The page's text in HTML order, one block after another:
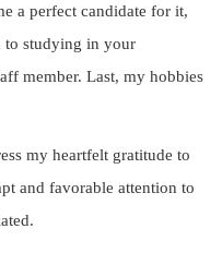
a perfect candidate for it,
to studying in your
member. Last, my hobbies
my heartfelt gratitude to
and favorable attention to